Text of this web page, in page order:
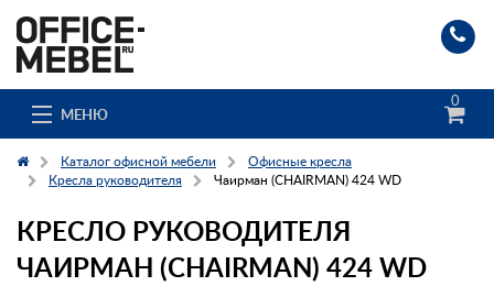
МЕНЮ
0
Каталог
О компании
Каталог офисной мебели
Офисные кресла
Кресла руководителя
Чаирман (CHAIRMAN) 424 WD
КРЕСЛО РУКОВОДИТЕЛЯ
ЧАИРМАН (CHAIRMAN) 424 WD